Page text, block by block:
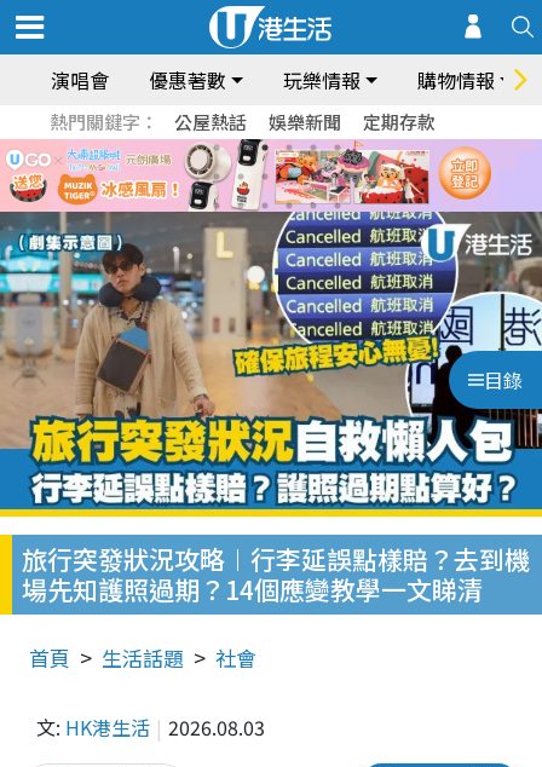
演唱會 優惠著數 玩樂情報 購物情報
熱門關鍵字： 公屋熱話 娛樂新聞 定期存款
目錄
旅行突發狀況攻略︱行李延誤點樣賠？去到機
場先知護照過期？14個應變教學一文睇清
首頁 生活話題 社會
文: HK港生活 2026.08.03